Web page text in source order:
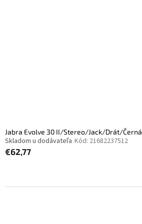
Jabra Evolve 30 II/Stereo/Jack/Drát/Černá
Skladom u dodávateľa Kód: 21682237512
€62,77